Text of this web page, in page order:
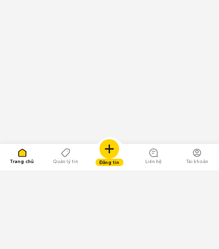
Trang chủ Quản lý tin Đăng tin Liên hệ Tài khoản